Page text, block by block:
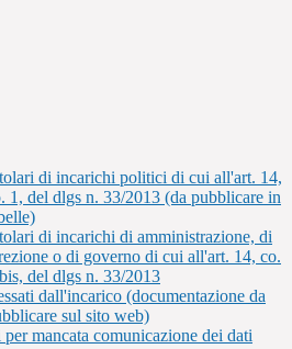
di incarichi politici di cui all'art. 14,
1, del dlgs n. 33/2013 (da pubblicare in
di incarichi di amministrazione, di
o di governo di cui all'art. 14, co.
del dlgs n. 33/2013
dall'incarico (documentazione da
sul sito web)
per mancata comunicazione dei dati